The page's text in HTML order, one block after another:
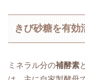
きび砂糖を有効
ミネラル分の補酵素